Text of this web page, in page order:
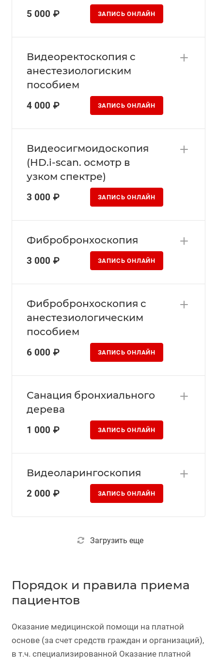
5 000 ₽ ЗАПИСЬ ОНЛАЙН
Видеоректоскопия с
анестезиологиским
пособием
4 000 ₽ ЗАПИСЬ ОНЛАЙН
Видеосигмоидоскопия
(HD.i-scan. осмотр в
узком спектре)
3 000 ₽ ЗАПИСЬ ОНЛАЙН
Фибробронхоскопия
3 000 ₽ ЗАПИСЬ ОНЛАЙН
Фибробронхоскопия с
анестезиологическим
пособием
6 000 ₽ ЗАПИСЬ ОНЛАЙН
Санация бронхиального
дерева
1 000 ₽ ЗАПИСЬ ОНЛАЙН
Видеоларингоскопия
2 000 ₽ ЗАПИСЬ ОНЛАЙН
Загрузить еще
Порядок и правила приема
пациентов
Оказание медицинской помощи на платной
основе (за счет средств граждан и организаций),
в т.ч. специализированной Оказание платной